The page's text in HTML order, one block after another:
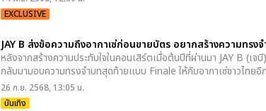
EXCLUSIVE
JAY B ส่งข้อความถึงอากาเซ่ก่อนขายบัตร อยากสร้างความทร
หลังจากสร้างความประทับใจในคอนเสิร์ตเมื่อต้นปีที่ผ่านมา JAY B (
กลับมามอบความทรงจำบทสุดท้ายแบบ Finale ให้กับอากาเซ่ชาวไทยอี
26 ก.ย. 2568, 13:05 น.
บันเทิง